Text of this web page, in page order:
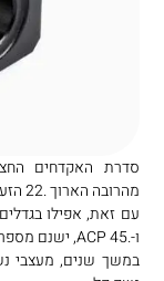
סדרת האקדחים
מהרובה הארוך .22 הזעיר ו-.380 ACP ועד 10 מ”מ.
ו-.45 ACP, ישנם מספר יתרונות להפחתת עליית לוע הרתיעה.
במשך שנים, מעצבי